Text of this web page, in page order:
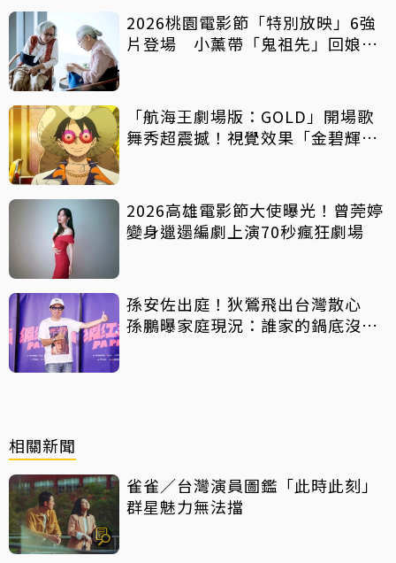
2026桃園電影節「特別放映」6強
片登場 小薰帶「鬼祖先」回娘
「航海王劇場版：GOLD」開場歌
舞秀超震撼！視覺效果「金碧輝
2026高雄電影節大使曝光！曾莞婷
變身邋遢編劇上演70秒瘋狂劇場
孫安佐出庭！狄鶯飛出台灣散心
孫鵬曝家庭現況：誰家的鍋底沒有
相關新聞
雀雀／台灣演員圖鑑「此時此刻」
群星魅力無法擋